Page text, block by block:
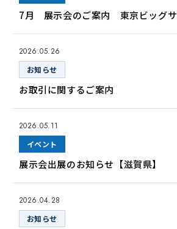
7月 展示会のご案内 東京ビッグサ
2026.05.26
お知らせ
お取引に関するご案内
2026.05.11
イベント
展示会出展のお知らせ【滋賀県】
2026.04.28
お知らせ